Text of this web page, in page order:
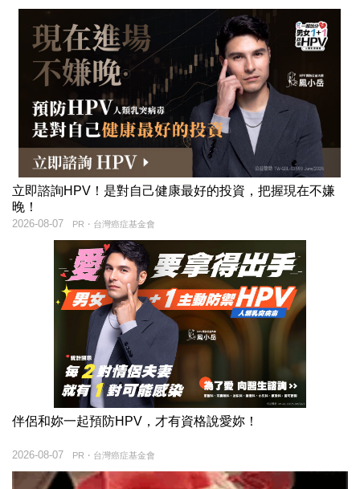
立即諮詢HPV！是對自己健康最好的投資，把握現在不嫌
晚！
PR・台灣癌症基金會
2026-08-07
伴侶和妳一起預防HPV，才有資格說愛妳！
PR・台灣癌症基金會
2026-08-07